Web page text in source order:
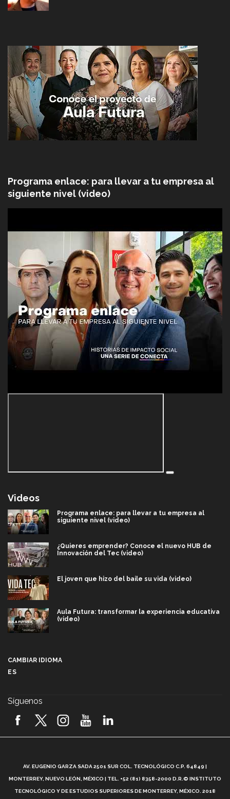
Programa enlace: para llevar a tu empresa al
siguiente nivel (video)
Videos
Programa enlace: para llevar a tu empresa al
siguiente nivel (video)
¿Quieres emprender? Conoce el nuevo HUB de
Innovación del Tec (video)
El joven que hizo del baile su vida (video)
Aula Futura: transformar la experiencia educativa
(video)
2026! (video)
¿Cómo es el Modelo Educativo Tec? (video)
CAMBIAR IDIOMA
ES
Síguenos
AV. EUGENIO GARZA SADA 2501 SUR COL. TECNOLÓGICO C.P. 64849 |
MONTERREY, NUEVO LEÓN, MÉXICO | TEL. +52 (81) 8358-2000 D.R.© INSTITUTO
TECNOLÓGICO Y DE ESTUDIOS SUPERIORES DE MONTERREY, MÉXICO. 2018